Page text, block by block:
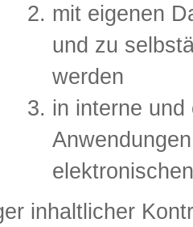
mit eigenen
und zu
werden
in interne
inhaltlicher